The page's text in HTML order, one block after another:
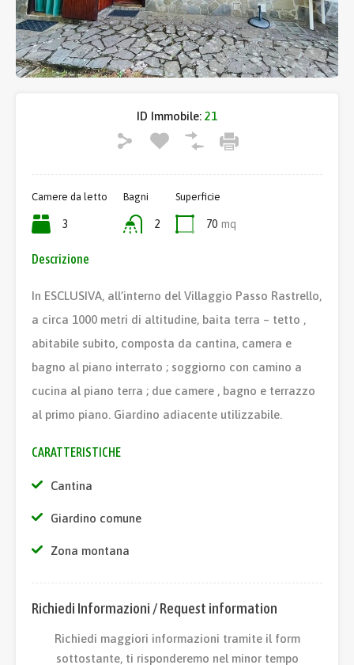
ID Immobile: 21
Camere da letto
3
Bagni
2
Superficie
70 mq
Descrizione
In ESCLUSIVA, all’interno del Villaggio Passo Rastrello,
a circa 1000 metri di altitudine, baita terra – tetto ,
abitabile subito, composta da cantina, camera e
bagno al piano interrato ; soggiorno con camino a
cucina al piano terra ; due camere , bagno e terrazzo
al primo piano. Giardino adiacente utilizzabile.
CARATTERISTICHE
Cantina
Giardino comune
Zona montana
Richiedi Informazioni / Request information
Richiedi maggiori informazioni tramite il form
sottostante, ti risponderemo nel minor tempo